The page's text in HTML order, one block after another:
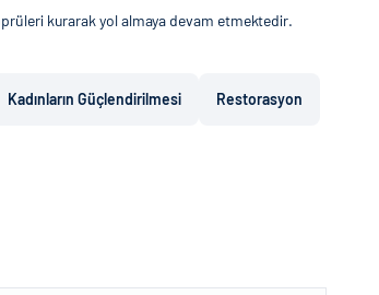
kurarak yol almaya devam etmektedir.
Kadınların Güçlendirilmesi Restorasyon